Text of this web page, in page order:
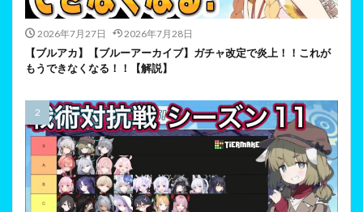
2026年7月27日 2026年7月28日
【ブルアカ】【ブルーアーカイブ】ガチャ改定で炎上！！これが
もうできなくなる！！【解説】